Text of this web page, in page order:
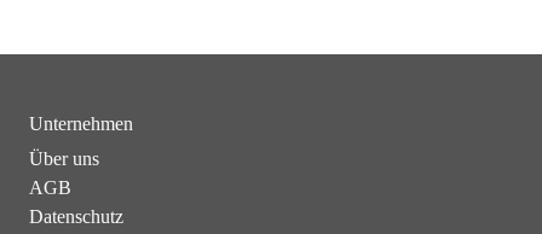
Unternehmen
Über uns
AGB
Datenschutz